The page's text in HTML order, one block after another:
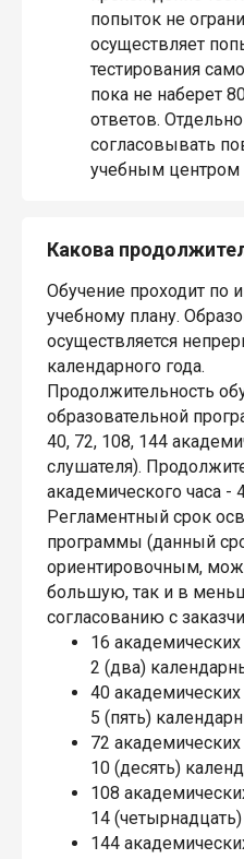
попыток не
осуществляет
тестирования
пока не наберет
ответов.
согласовывать
учебным центром
Какова
Обучение проходит по
учебному плану.
осуществляется
календарного года.
Продолжительность
образовательной
40, 72, 108, 144
слушателя).
академического часа -
Регламентный срок
программы (данный
ориентировочным,
большую, так и в
согласованию с
16
2 (два)
40
5 (пять)
72
10 (десять)
108
14
144